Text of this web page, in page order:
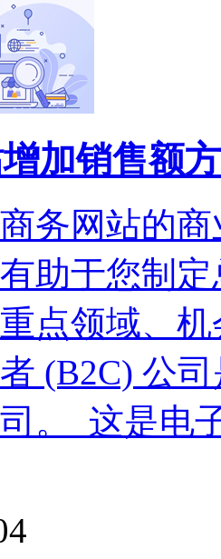
加销售额
务网站的
助于您制
点领域、
(B2C) 公
。 这是电